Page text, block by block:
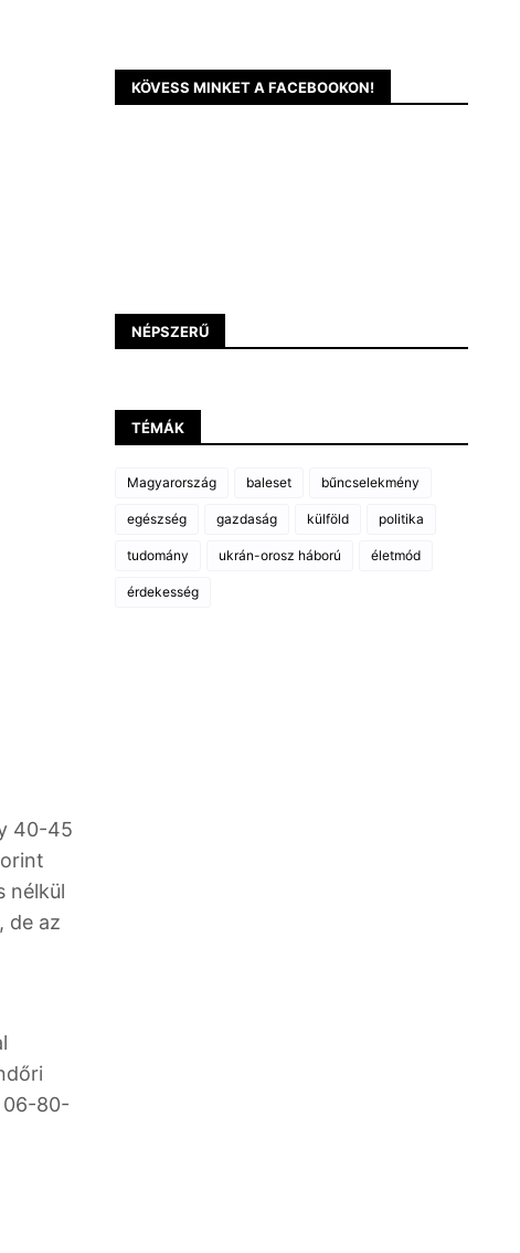
40-45
nélkül
de az
06-80-
KÖVESS MINKET A FACEBOOKON!
NÉPSZERŰ
TÉMÁK
Magyarország baleset bűncselekmény
egészség gazdaság külföld politika
tudomány ukrán-orosz háború életmód
érdekesség